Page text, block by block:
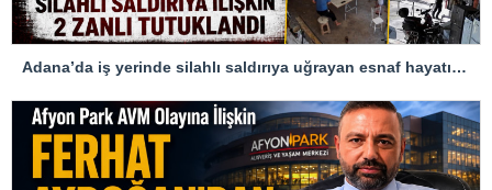
Adana’da iş yerinde silahlı saldırıya uğrayan esnaf hayatını kaybetti